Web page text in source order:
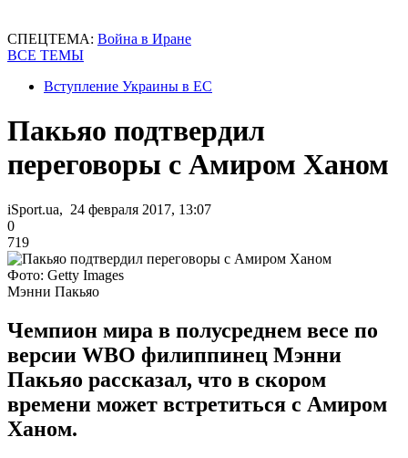
СПЕЦТЕМА: Война в Иране
ВСЕ ТЕМЫ
Вступление Украины в ЕС
Пакьяо подтвердил
переговоры с Амиром Ханом
iSport.ua, 24 февраля 2017, 13:07
0
719
Фото: Getty Images
Мэнни Пакьяо
Чемпион мира в полусреднем весе по
версии WBO филиппинец Мэнни
Пакьяо рассказал, что в скором
времени может встретиться с Амиром
Ханом.